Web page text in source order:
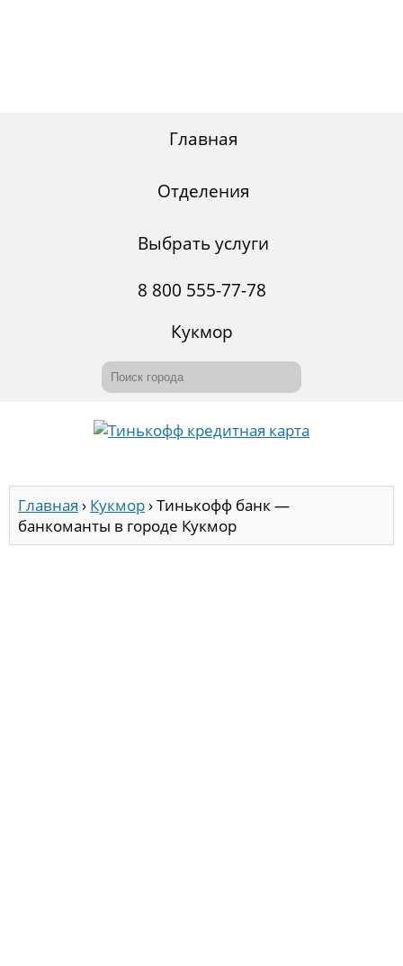
Главная
Отделения
Выбрать услуги
8 800 555-77-78
Кукмор
Главная › Кукмор›Тинькофф банк —
банкоманты в городе Кукмор